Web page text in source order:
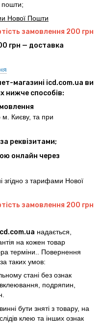
пошти;
Нової Пошти
замовлення 200 грн
грн — доставка
магазині icd.com.ua ви
нижче способів:
Києву, та при
реквізитами;
онлайн через
згідно з тарифами Нової
замовлення 200 грн
надається,
на кожен товар
терміни.. Повернення
таких умов:
стані без ознак
подряпин,
бути зняті з товару, на
клею та інших ознак